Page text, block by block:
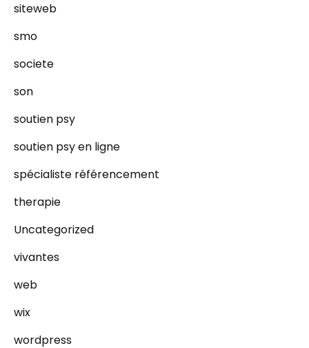
siteweb
smo
societe
son
soutien psy
soutien psy en ligne
spécialiste référencement
therapie
Uncategorized
vivantes
web
wix
wordpress